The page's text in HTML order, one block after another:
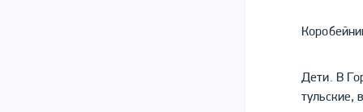
Дети. В
тульские,